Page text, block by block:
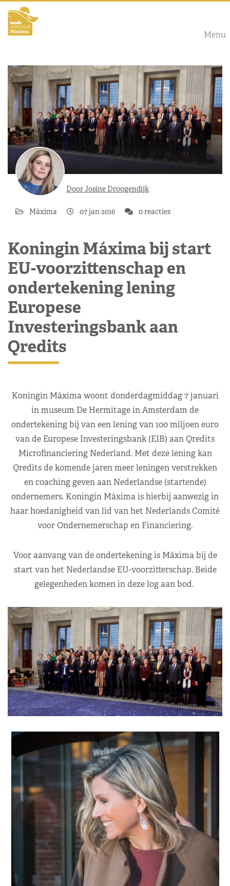
Menu
Door Josine Droogendijk
Máxima 07 jan 2016 0 reacties
Koningin Máxima bij start
EU-voorzittenschap en
ondertekening lening
Europese
Investeringsbank aan
Qredits
Koningin Máxima woont donderdagmiddag 7 januari
in museum De Hermitage in Amsterdam de
ondertekening bij van een lening van 100 miljoen euro
van de Europese Investeringsbank (EIB) aan Qredits
Microfinanciering Nederland. Met deze lening kan
Qredits de komende jaren meer leningen verstrekken
en coaching geven aan Nederlandse (startende)
ondernemers. Koningin Máxima is hierbij aanwezig in
haar hoedanigheid van lid van het Nederlands Comité
voor Ondernemerschap en Financiering.
Voor aanvang van de ondertekening is Máxima bij de
start van het Nederlandse EU-voorzitterschap. Beide
gelegenheden komen in deze log aan bod.